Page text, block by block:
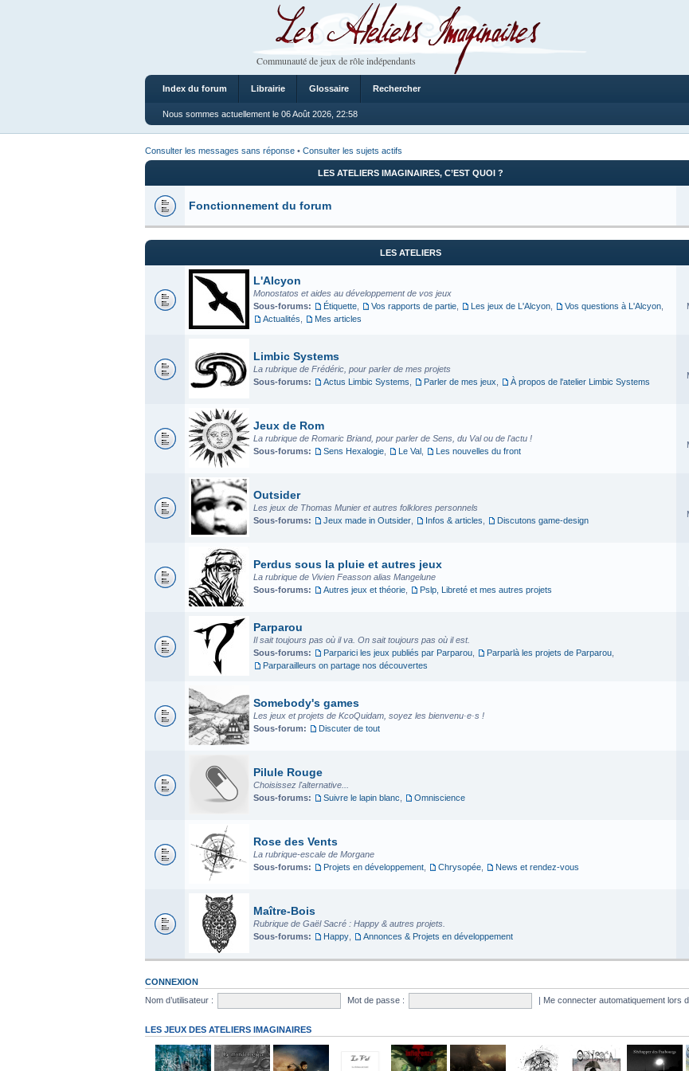
Les Ateliers Imaginaires
Communauté de jeux de rôle indépendants
Index du forum Librairie Glossaire Rechercher
Nous sommes actuellement le 06 Août 2026, 22:58
Consulter les messages sans réponse • Consulter les sujets actifs
LES ATELIERS IMAGINAIRES, C’EST QUOI ?
Fonctionnement du forum
LES ATELIERS
L'Alcyon
Monostatos et aides au développement de vos jeux
Sous-forums:
Étiquette Vos rapports de partie Les jeux de L'Alcyon Vos questions à L'Alcyon
Actualités
Mes articles
Limbic Systems
La rubrique de Frédéric, pour parler de mes projets
Sous-forums:
Actus Limbic Systems Parler de mes jeux À propos de l'atelier Limbic Systems
Jeux de Rom
La rubrique de Romaric Briand, pour parler de Sens, du Val ou de l'actu !
Sous-forums:
Sens Hexalogie Le Val Les nouvelles du front
Outsider
Les jeux de Thomas Munier et autres folklores personnels
Sous-forums:
Jeux made in Outsider Infos & articles Discutons game-design
Perdus sous la pluie et autres jeux
La rubrique de Vivien Feasson alias Mangelune
Sous-forums:
Autres jeux et théorie Pslp, Libreté et mes autres projets
Parparou
Il sait toujours pas où il va. On sait toujours pas où il est.
Sous-forums:
Parparici les jeux publiés par Parparou Parparlà les projets de Parparou
Parparailleurs on partage nos découvertes
Somebody's games
Les jeux et projets de KcoQuidam, soyez les bienvenu·e·s !
Sous-forum:
Discuter de tout
Pilule Rouge
Choisissez l'alternative...
Sous-forums:
Suivre le lapin blanc Omniscience
Rose des Vents
La rubrique-escale de Morgane
Sous-forums:
Projets en développement Chrysopée News et rendez-vous
Maître-Bois
Rubrique de Gaël Sacré : Happy & autres projets.
Sous-forums:
Happy Annonces & Projets en développement
CONNEXION
Nom d’utilisateur :
Mot de passe : | Me connecter automatiquement lors
LES JEUX DES ATELIERS IMAGINAIRES